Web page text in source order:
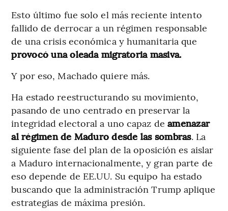
Esto último fue solo el más reciente intento
fallido de derrocar a un régimen responsable
de una crisis económica y humanitaria que
provocó una oleada migratoria masiva.
Y por eso, Machado quiere más.
Ha estado reestructurando su movimiento,
pasando de uno centrado en preservar la
integridad electoral a uno capaz de amenazar
al régimen de Maduro desde las sombras. La
siguiente fase del plan de la oposición es aislar
a Maduro internacionalmente, y gran parte de
eso depende de EE.UU. Su equipo ha estado
buscando que la administración Trump aplique
estrategias de máxima presión.